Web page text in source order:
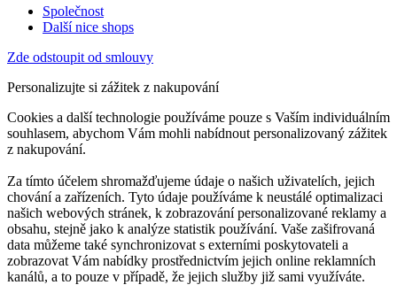
Společnost
Další nice shops
Zde odstoupit od smlouvy
Personalizujte si zážitek z nakupování
Cookies a další technologie používáme pouze s Vaším individuálním
souhlasem, abychom Vám mohli nabídnout personalizovaný zážitek
z nakupování.
Za tímto účelem shromažďujeme údaje o našich uživatelích, jejich
chování a zařízeních. Tyto údaje používáme k neustálé optimalizaci
našich webových stránek, k zobrazování personalizované reklamy a
obsahu, stejně jako k analýze statistik používání. Vaše zašifrovaná
data můžeme také synchronizovat s externími poskytovateli a
zobrazovat Vám nabídky prostřednictvím jejich online reklamních
kanálů, a to pouze v případě, že jejich služby již sami využíváte.